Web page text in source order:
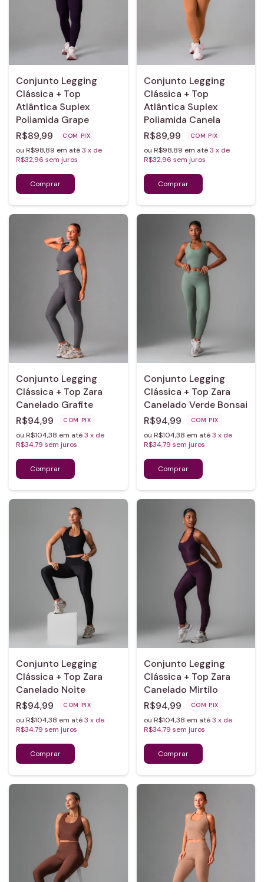
Conjunto Legging
Clássica + Top
Atlântica Suplex
Poliamida Grape
R$89,99
COM PIX
ou R$98,89 em até3 x de
R$32,96 sem juros
Conjunto Legging
Clássica + Top
Atlântica Suplex
Poliamida Canela
R$89,99
COM PIX
ou R$98,89 em até3 x de
R$32,96 sem juros
Conjunto Legging
Clássica + Top Zara
Canelado Grafite
R$94,99
COM PIX
ou R$104,38 em até3 x de
R$34,79 sem juros
Conjunto Legging
Clássica + Top Zara
Canelado Verde Bonsai
R$94,99
COM PIX
ou R$104,38 em até3 x de
R$34,79 sem juros
Conjunto Legging
Clássica + Top Zara
Canelado Noite
R$94,99
COM PIX
ou R$104,38 em até3 x de
R$34,79 sem juros
Conjunto Legging
Clássica + Top Zara
Canelado Mirtilo
R$94,99
COM PIX
ou R$104,38 em até3 x de
R$34,79 sem juros